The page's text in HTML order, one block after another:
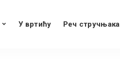
У вртићу Реч стручњака